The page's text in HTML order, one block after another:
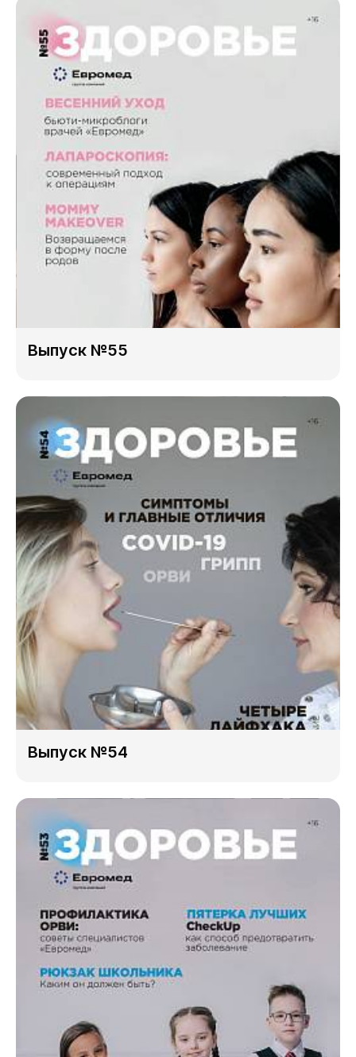
Выпуск №55
Выпуск №54